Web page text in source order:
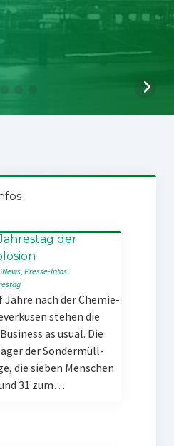
der
News, Presse-Infos
nach der Chemie-
stehen die
as usual. Die
der Sondermüll-
die sieben Menschen
31 zum…